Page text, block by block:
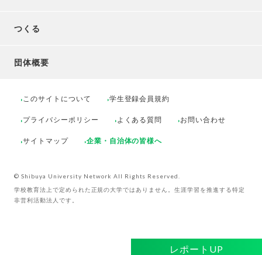
レポートUP
つくる
団体概要
このサイトについて 学生登録会員規約
プライバシーポリシー よくある質問 お問い合わせ
サイトマップ 企業・自治体の皆様へ
© Shibuya University Network All Rights Reserved.
学校教育法上で定められた正規の大学ではありません。生涯学習を推進する特定
非営利活動法人です。